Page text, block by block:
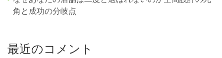
角と成功の分岐点
最近のコメント